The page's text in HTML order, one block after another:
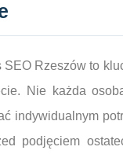
Rzeszów to
Nie każda
indywidualnym
podjęciem